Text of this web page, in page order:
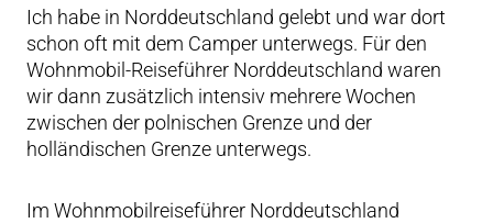
Ich habe in Norddeutschland gelebt und war dort
schon oft mit dem Camper unterwegs. Für den
Wohnmobil-Reiseführer Norddeutschland waren
wir dann zusätzlich intensiv mehrere Wochen
zwischen der polnischen Grenze und der
holländischen Grenze unterwegs.
Im Wohnmobilreiseführer Norddeutschland